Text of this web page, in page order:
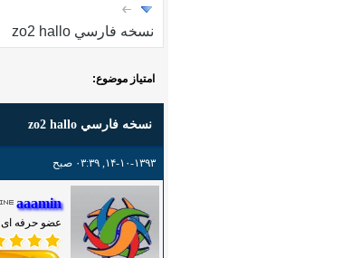
نسخه فارسي zo2 hallo
امتیاز موضوع:
نسخه فارسي zo2 hallo
۱۴-۱۰-۱۳۹۳, ۰۳:۳۹ صبح
aaamin
عضو حرفه ای